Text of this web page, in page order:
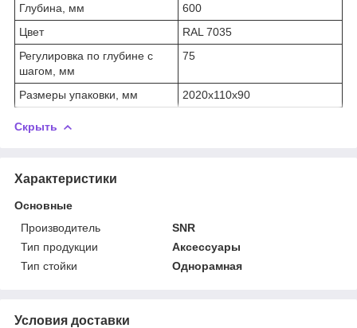
Глубина, мм
600
Цвет
RAL 7035
Регулировка по глубине с
шагом, мм
75
Размеры упаковки, мм 2020х110х90
Скрыть
Характеристики
Основные
Производитель
SNR
Тип продукции
Аксессуары
Тип стойки
Однорамная
Условия доставки